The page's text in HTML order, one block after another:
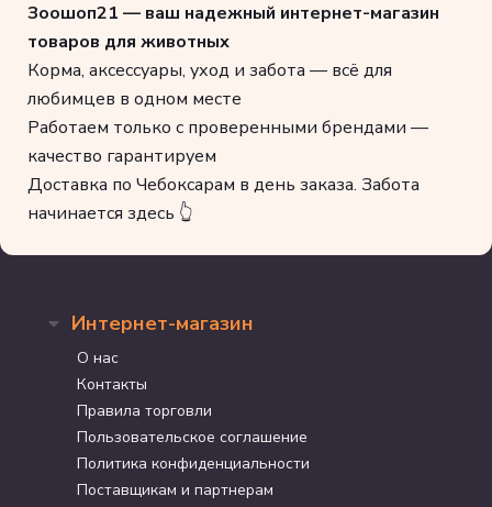
Зоошоп21 — ваш надежный интернет-магазин
товаров для животных
Корма, аксессуары, уход и забота — всё для
любимцев в одном месте
Работаем только с проверенными брендами —
качество гарантируем
Доставка по Чебоксарам в день заказа. Забота
начинается здесь 👆
Интернет-магазин
О нас
Контакты
Правила торговли
Пользовательское соглашение
Политика конфиденциальности
Поставщикам и партнерам